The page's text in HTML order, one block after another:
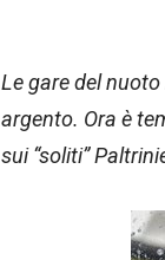
Le gare del
argento. Ora è
sui “soliti”